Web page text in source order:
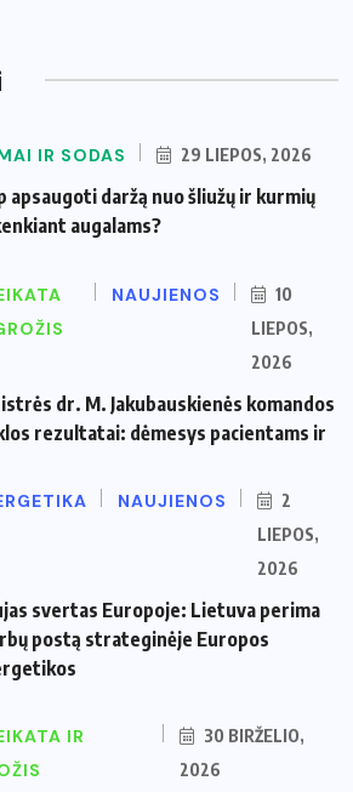
IR SODAS 29 LIEPOS, 2026
apsaugoti daržą nuo šliužų ir kurmių
augalams?
NAUJIENOS
10
LIEPOS,
2026
dr. M. Jakubauskienės komandos
rezultatai: dėmesys pacientams ir
NAUJIENOS
2
LIEPOS,
2026
svertas Europoje: Lietuva perima
postą strateginėje Europos
IR
30 BIRŽELIO,
2026